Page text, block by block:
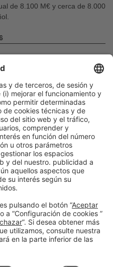
de 8.100 M€ y cerca de 8.000
Material gráfico
Twitter
WhatsApp
Print